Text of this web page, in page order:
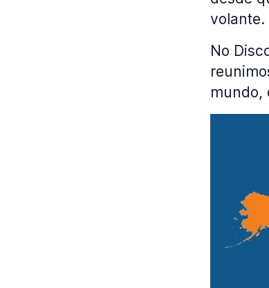
volante.
No
mundo,